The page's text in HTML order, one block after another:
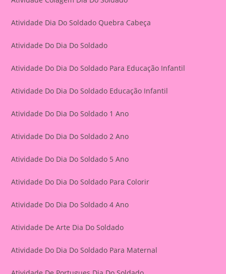
Atividade Dia Do Soldado Quebra Cabeça
Atividade Do Dia Do Soldado
Atividade Do Dia Do Soldado Para Educação Infantil
Atividade Do Dia Do Soldado Educação Infantil
Atividade Do Dia Do Soldado 1 Ano
Atividade Do Dia Do Soldado 2 Ano
Atividade Do Dia Do Soldado 5 Ano
Atividade Do Dia Do Soldado Para Colorir
Atividade Do Dia Do Soldado 4 Ano
Atividade De Arte Dia Do Soldado
Atividade Do Dia Do Soldado Para Maternal